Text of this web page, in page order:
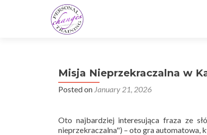
Misja Nieprzekraczalna w
Posted on January 21, 2026
Oto najbardziej interesująca fraza ze
nieprzekraczalna") – oto gra automatowa,